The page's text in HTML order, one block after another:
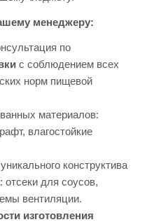
менеджеру:
по
с соблюдением всех
норм пищевой
материалов:
влагостойкие
конструктива
отсеки для соусов,
вентиляции.
изготовления